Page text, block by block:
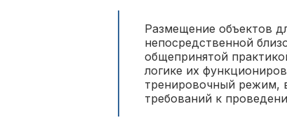
Размещение объектов
непосредственной
общепринятой
логике их
тренировочный режим,
требований к